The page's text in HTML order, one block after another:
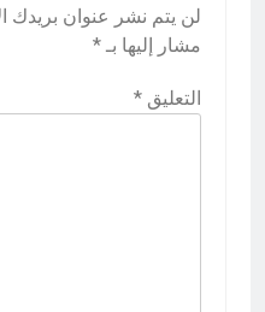
لن يتم نشر عنوان بريدك
مشار إليها بـ *
التعليق *